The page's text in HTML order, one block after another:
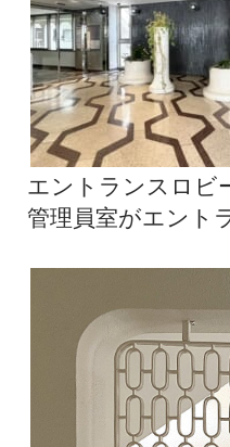
エントランスロビ
管理員室がエント